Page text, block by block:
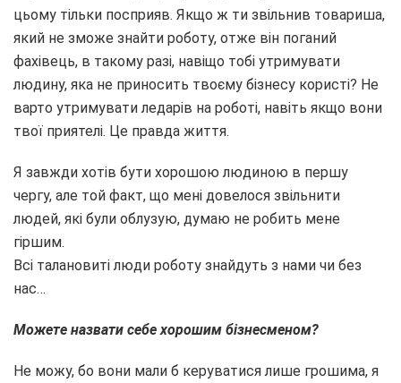
цьому тільки посприяв. Якщо ж ти звільнив товариша,
який не зможе знайти роботу, отже він поганий
фахівець, в такому разі, навіщо тобі утримувати
людину, яка не приносить твоєму бізнесу користі? Не
варто утримувати ледарів на роботі, навіть якщо вони
твої приятелі. Це правда життя.
Я завжди хотів бути хорошою людиною в першу
чергу, але той факт, що мені довелося звільнити
людей, які були облузую, думаю не робить мене
гіршим.
Всі талановиті люди роботу знайдуть з нами чи без
нас…
Можете назвати себе хорошим бізнесменом?
Не можу, бо вони мали б керуватися лише грошима, я